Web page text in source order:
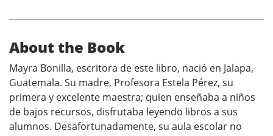
About the Book
Mayra Bonilla, escritora de este libro, nació en Jalapa,
Guatemala. Su madre, Profesora Estela Pérez, su
primera y excelente maestra; quien enseñaba a niños
de bajos recursos, disfrutaba leyendo libros a sus
alumnos. Desafortunadamente, su aula escolar no